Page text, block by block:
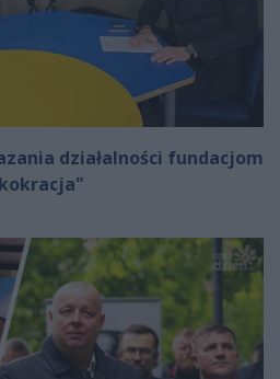
działalności fundacjom